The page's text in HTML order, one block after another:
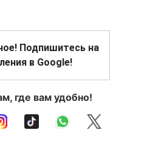
Подпишитесь на
в Google!
где вам удобно!